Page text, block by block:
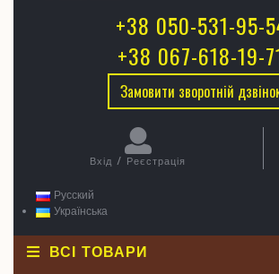
+38 050-531-95-
+38 067-618-19-
Замовити зворотній
Вхід / Реєстрація
Русский
Українська
ВСІ ТОВАРИ